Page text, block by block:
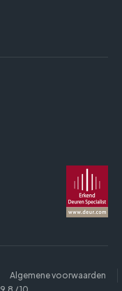
Algemene voorwaarden